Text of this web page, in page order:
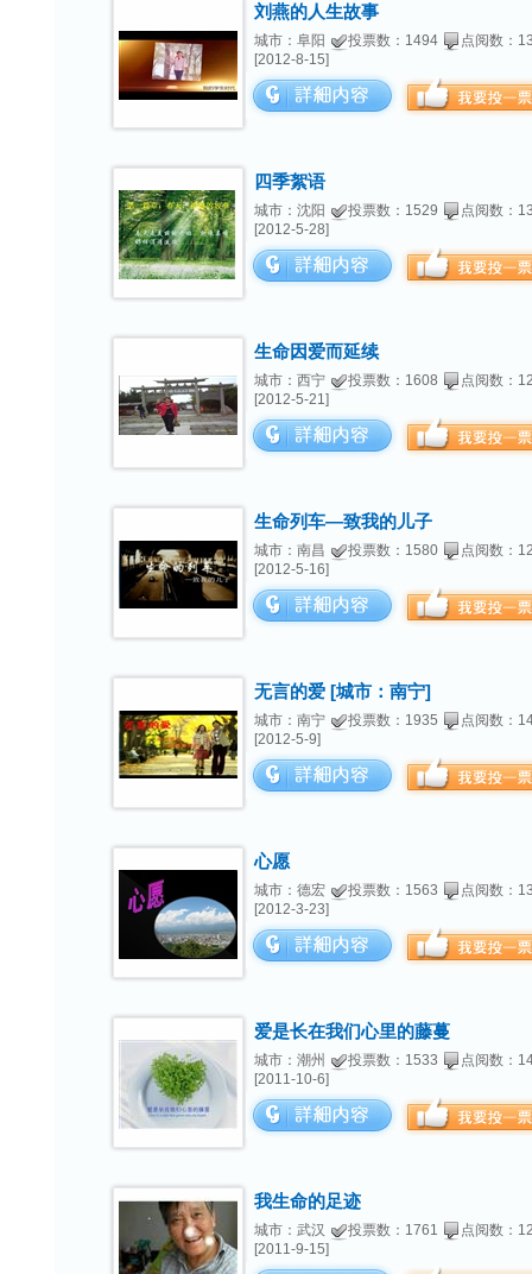
刘燕的人生故事
城市：阜阳 投票数：1494
点阅数：
[2012-8-15]
四季絮语
城市：沈阳 投票数：1529
点阅数：
[2012-5-28]
生命因爱而延续
城市：西宁 投票数：1608
点阅数：
[2012-5-21]
生命列车—致我的儿子
城市：南昌 投票数：1580
点阅数：
[2012-5-16]
无言的爱 [城市：南宁]
城市：南宁 投票数：1935
点阅数：
[2012-5-9]
心愿
城市：德宏 投票数：1563
点阅数：
[2012-3-23]
爱是长在我们心里的藤蔓
城市：潮州 投票数：1533
点阅数：
[2011-10-6]
我生命的足迹
城市：武汉 投票数：1761
点阅数：
[2011-9-15]